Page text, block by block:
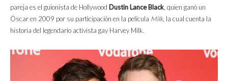
pareja es el guionista de Hollywood Dustin Lance Black , quien ganó un
Óscar en 2009 por su participación en la película Milk, la cual cuenta la
historia del legendario activista gay Harvey Milk.